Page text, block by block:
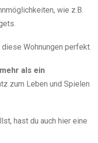
wie z.B.
Wohnungen perfekt.
mehr als ein
zum Leben und Spielen
hast du auch hier eine